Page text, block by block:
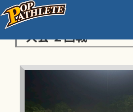
第15回徳安淳子杯争
大会 ２回戦